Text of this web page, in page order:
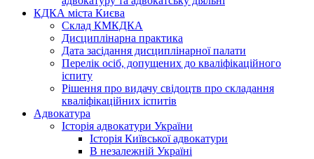
КДКА міста Києва
Склад КМКДКА
Дисциплінарна практика
Дата засідання дисциплінарної палати
Перелік осіб, допущених до кваліфікаційного
іспиту
Рішення про видачу свідоцтв про складання
кваліфікаційних іспитів
Адвокатура
Історія адвокатури України
Історія Київської адвокатури
В незалежній Україні